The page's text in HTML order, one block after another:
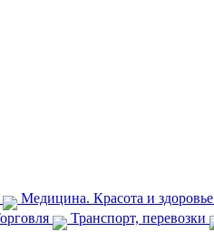
Медицина. Красота и здоровье
Транспорт, перевозки